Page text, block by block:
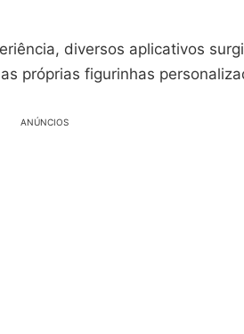
diversos aplicativos
próprias figurinhas
ANÚNCIOS